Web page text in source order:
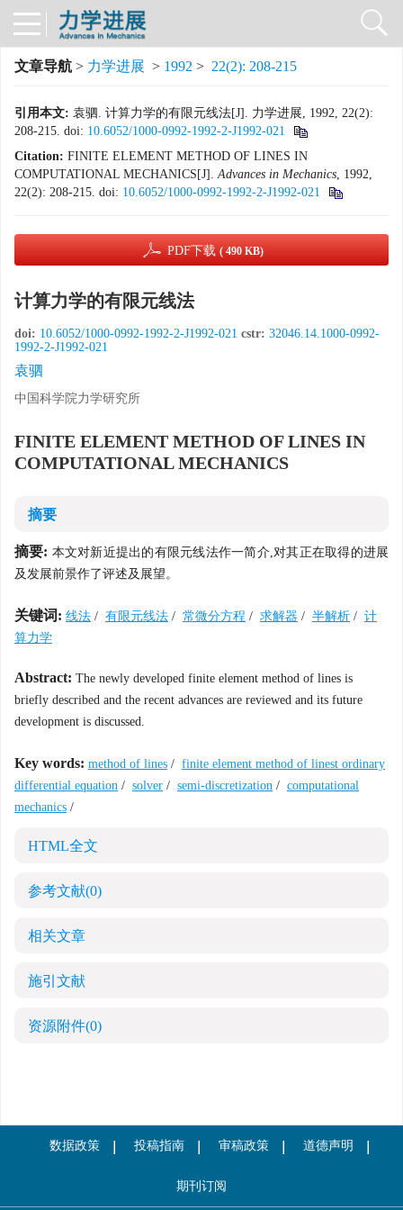
文章导航 > 力学进展 > 1992 > 22(2): 208-215
引用本文: 袁驷. 计算力学的有限元线法[J]. 力学进展, 1992, 22(2):
208-215. doi: 10.6052/1000-0992-1992-2-J1992-021
Citation: FINITE ELEMENT METHOD OF LINES IN
COMPUTATIONAL MECHANICS[J].Advances in Mechanics, 1992,
22(2): 208-215. doi: 10.6052/1000-0992-1992-2-J1992-021
PDF下载 ( 490 KB)
计算力学的有限元线法
doi: 10.6052/1000-0992-1992-2-J1992-021 cstr: 32046.14.1000-0992-
1992-2-J1992-021
袁驷
中国科学院力学研究所
FINITE ELEMENT METHOD OF LINES IN
COMPUTATIONAL MECHANICS
摘要
摘要: 本文对新近提出的有限元线法作一简介,对其正在取得的进展
及发展前景作了评述及展望。
关键词: 线法 / 有限元线法 / 常微分方程 / 求解器 / 半解析 / 计
算力学
Abstract: The newly developed finite element method of lines is
briefly described and the recent advances are reviewed and its future
development is discussed.
Key words: method of lines / finite element method of linest ordinary
differential equation / solver / semi-discretization / computational
mechanics /
HTML全文
参考文献(0)
相关文章
施引文献
资源附件(0)
数据政策 投稿指南 审稿政策 道德声明
期刊订阅